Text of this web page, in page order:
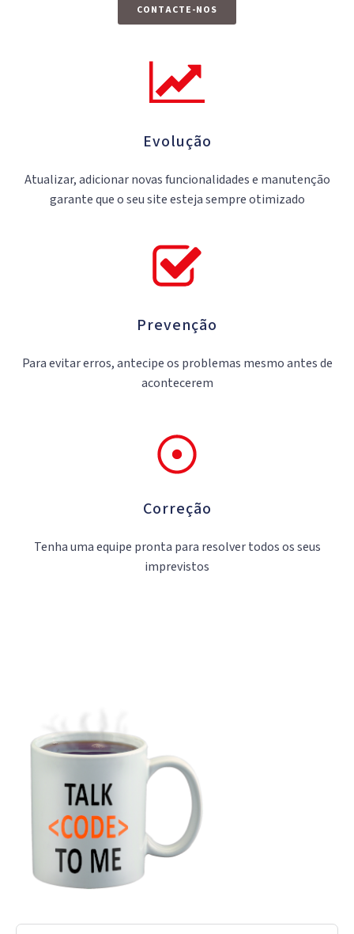
CONTACTE-NOS
Evolução
Atualizar, adicionar novas funcionalidades e manutenção
garante que o seu site esteja sempre otimizado
Prevenção
Para evitar erros, antecipe os problemas mesmo antes de
acontecerem
Correção
Tenha uma equipe pronta para resolver todos os seus
imprevistos